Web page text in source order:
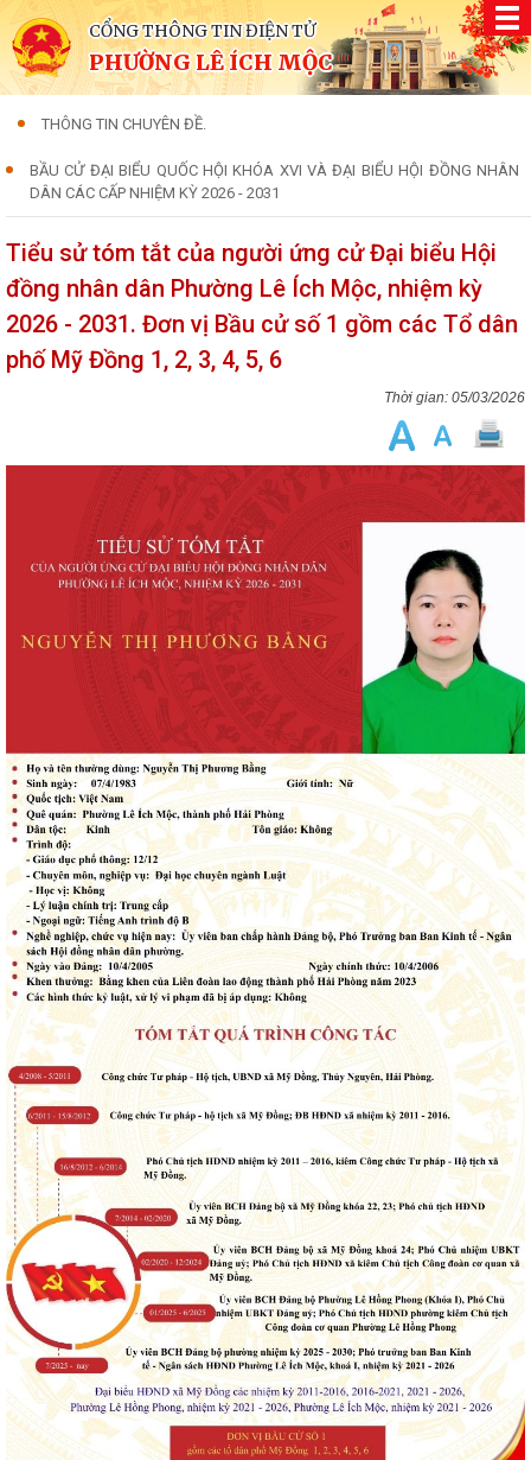
CỔNG THÔNG TIN ĐIỆN TỬ
PHƯỜNG LÊ ÍCH MỘC
THÔNG TIN CHUYÊN ĐỀ.
BẦU CỬ ĐẠI BIỂU QUỐC HỘI KHÓA XVI VÀ ĐẠI BIỂU HỘI ĐỒNG NHÂN
DÂN CÁC CẤP NHIỆM KỲ 2026 - 2031
Tiểu sử tóm tắt của người ứng cử Đại biểu Hội
đồng nhân dân Phường Lê Ích Mộc, nhiệm kỳ
2026 - 2031. Đơn vị Bầu cử số 1 gồm các Tổ dân
phố Mỹ Đồng 1, 2, 3, 4, 5, 6
05/03/2026